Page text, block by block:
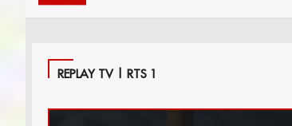
REPLAY TV | RTS 1